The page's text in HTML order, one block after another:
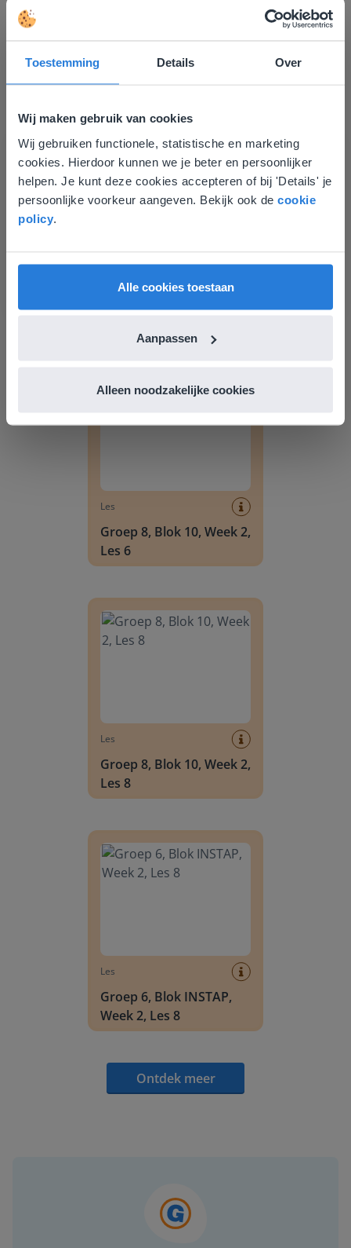
Toestemming Details Over
Wij maken gebruik van cookies
Wij gebruiken functionele, statistische en marketing
cookies. Hierdoor kunnen we je beter en persoonlijker
helpen. Je kunt deze cookies accepteren of bij 'Details' je
persoonlijke voorkeur aangeven. Bekijk ook de cookie
policy
Alle cookies toestaan
Aanpassen
Alleen noodzakelijke cookies
Groep 8, Blok 9, Week 3, Les 11
Les
Groep 8, Blok 10, Week 2,
Les 6
Les
Groep 8, Blok 10, Week 2,
Les 8
Les
Groep 6, Blok INSTAP,
Week 2, Les 8
Ontdek meer
Deze website komt niet
overeen met je locatie
Gezien je locatie, denken we dat je misschien
liever naar de website voor English gaat. Hier
English
Vlaanderen